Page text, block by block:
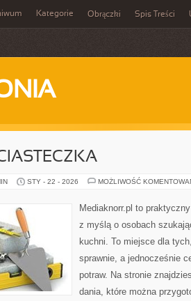
Kategorie Obrączki Spis Treści
STY - 22 - 2026 MOŻLIWOŚĆ
Mediaknorr.pl to
z myślą o osobach
kuchni. To miejsce dla
sprawnie, a jednocześnie
potraw. Na stronie
dania, które można